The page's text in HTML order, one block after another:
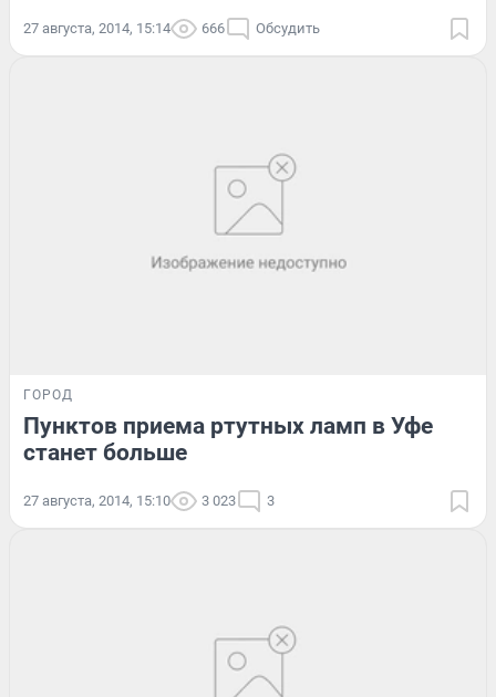
27 августа, 2014, 15:14 666 Обсудить
ГОРОД
Пунктов приема ртутных ламп в Уфе
станет больше
27 августа, 2014, 15:10 3 023 3